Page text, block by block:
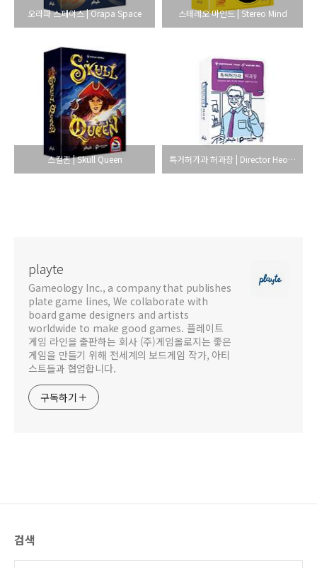
오라파 스페이스 | Orapa Space 스테레오 마인드 | Stereo Mind
스컬퀸 | Skull Queen 특거허가과 허과장 | Director Heo of the Patent Appronal Div.
playte
Gameology Inc., a company that publishes
plate game lines, We collaborate with
board game designers and artists
worldwide to make good games. 플레이트
게임 라인을 출판하는 회사 (주)게임올로지는 좋은
게임을 만들기 위해 전세계의 보드게임 작가, 아티
스트들과 협업합니다.
구독하기
검색